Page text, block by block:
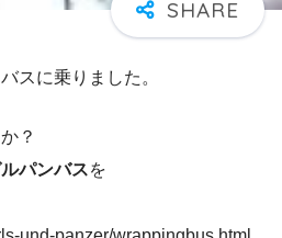
スに乗りました。
？
パンバスを